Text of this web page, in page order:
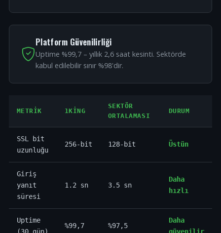
Platform Güvenilirliği
Uptime %99,7 – yıllık 2,6 saat kesinti. Sektörde
kabul edilebilir sınır %98'dir.
METRIK 1KING
SEKTÖR
ORTALAMASI
DURUM
SSL bit
uzunluğu
256-bit 128-bit Üstün
Giriş
yanıt
süresi
1.2 sn 3.5 sn
Daha
hızlı
Uptime
%99,7 %97,5
Daha